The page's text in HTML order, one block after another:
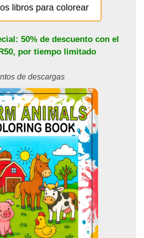
libros para colorear
50% de descuento con el
, por tiempo limitado
de descargas